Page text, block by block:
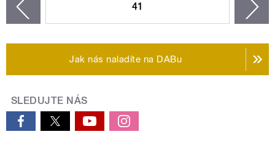
41
Jak nás naladíte na DABu
SLEDUJTE NÁS